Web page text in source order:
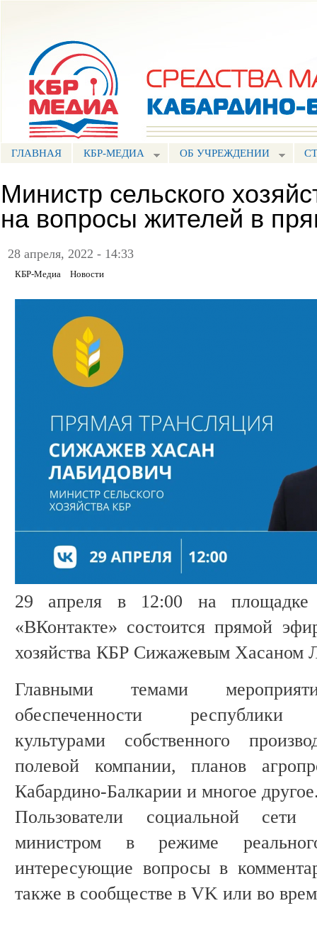
ГЛАВНАЯ КБР-МЕДИА ОБ УЧРЕЖДЕНИИ
Министр сельского
на вопросы жителей в
28 апреля, 2022 - 14:33
КБР-Медиа Новости
29 апреля в 12:00 на площадке
«ВКонтакте» состоится прямой
хозяйства КБР Сижажевым Хасаном
Главными темами
обеспеченности республики
культурами собственного
полевой компании, планов
Кабардино-Балкарии и многое
Пользователи социальной
министром в режиме
интересующие вопросы в
также в сообществе в VK или во